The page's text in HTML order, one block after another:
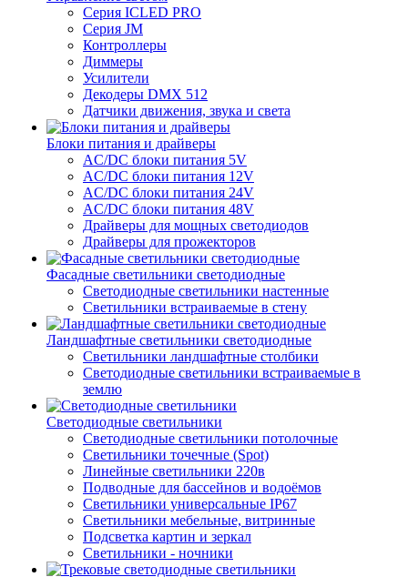
Серия ICLED PRO
Серия JM
Контроллеры
Диммеры
Усилители
Декодеры DMX 512
Датчики движения, звука и света
Блоки питания и драйверы
AC/DC блоки питания 5V
AC/DC блоки питания 12V
AC/DC блоки питания 24V
AC/DC блоки питания 48V
Драйверы для мощных светодиодов
Драйверы для прожекторов
Фасадные светильники светодиодные
Светодиодные светильники настенные
Светильники встраиваемые в стену
Ландшафтные светильники светодиодные
Светильники ландшафтные столбики
Светодиодные светильники встраиваемые в
землю
Светодиодные светильники
Светодиодные светильники потолочные
Светильники точечные (Spot)
Линейные светильники 220в
Подводные для бассейнов и водоёмов
Светильники универсальные IP67
Светильники мебельные, витринные
Подсветка картин и зеркал
Светильники - ночники